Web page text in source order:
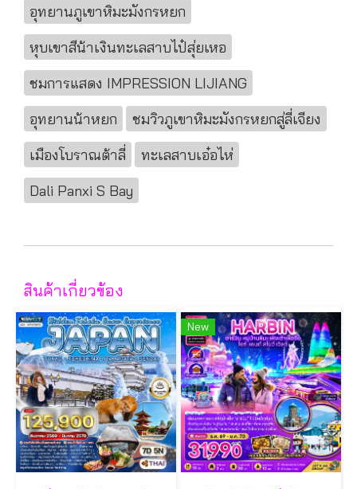
อุทยานภูเขาหิมะมังกรหยก
หุบเขาสีน้าเงินทะเลสาบไป๋สุ่ยเหอ
ชมการแสดง IMPRESSION LIJIANG
อุทยานน้าหยก
ชมวิวภูเขาหิมะมังกรหยกสู่ลี่เจียง
เมืองโบราณต้าลี่
ทะเลสาบเอ๋อไห่
Dali Panxi S Bay
สินค้าเกี่ยวข้อง
New